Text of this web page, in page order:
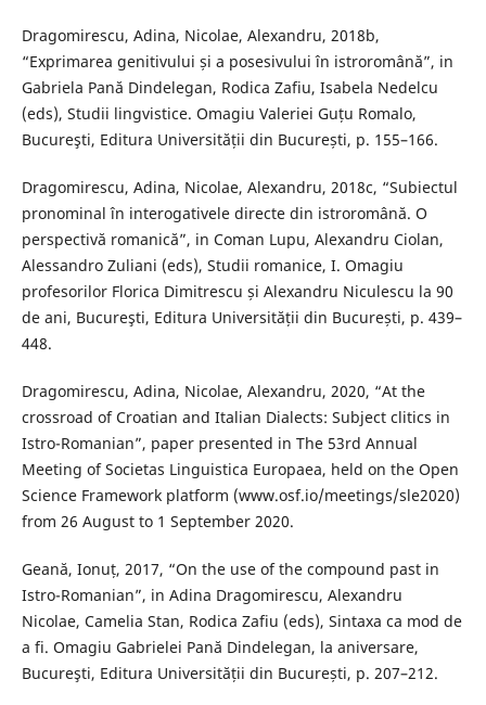
Dragomirescu, Adina, Nicolae, Alexandru, 2018b,
“Exprimarea genitivului și a posesivului în istroromână”, in
Gabriela Pană Dindelegan, Rodica Zafiu, Isabela Nedelcu
(eds), Studii lingvistice. Omagiu Valeriei Guțu Romalo,
Bucureşti, Editura Universității din București, p. 155–166.
Dragomirescu, Adina, Nicolae, Alexandru, 2018c, “Subiectul
pronominal în interogativele directe din istroromână. O
perspectivă romanică”, in Coman Lupu, Alexandru Ciolan,
Alessandro Zuliani (eds), Studii romanice, I. Omagiu
profesorilor Florica Dimitrescu și Alexandru Niculescu la 90
de ani, Bucureşti, Editura Universității din București, p. 439–
448.
Dragomirescu, Adina, Nicolae, Alexandru, 2020, “At the
crossroad of Croatian and Italian Dialects: Subject clitics in
Istro-Romanian”, paper presented in The 53rd Annual
Meeting of Societas Linguistica Europaea, held on the Open
Science Framework platform (www.osf.io/meetings/sle2020)
from 26 August to 1 September 2020.
Geană, Ionuț, 2017, “On the use of the compound past in
Istro-Romanian”, in Adina Dragomirescu, Alexandru
Nicolae, Camelia Stan, Rodica Zafiu (eds), Sintaxa ca mod de
a fi. Omagiu Gabrielei Pană Dindelegan, la aniversare,
Bucureşti, Editura Universității din București, p. 207–212.